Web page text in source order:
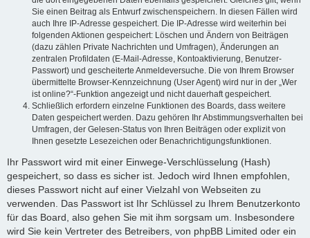
Sie einen Beitrag als Entwurf zwischenspeichern. In diesen Fällen wird
auch Ihre IP-Adresse gespeichert. Die IP-Adresse wird weiterhin bei
folgenden Aktionen gespeichert: Löschen und Ändern von Beiträgen
(dazu zählen Private Nachrichten und Umfragen), Änderungen an
zentralen Profildaten (E-Mail-Adresse, Kontoaktivierung, Benutzer-
Passwort) und gescheiterte Anmeldeversuche. Die von Ihrem Browser
übermittelte Browser-Kennzeichnung (User Agent) wird nur in der „Wer
ist online?“-Funktion angezeigt und nicht dauerhaft gespeichert.
Schließlich erfordern einzelne Funktionen des Boards, dass weitere
Daten gespeichert werden. Dazu gehören Ihr Abstimmungsverhalten bei
Umfragen, der Gelesen-Status von Ihren Beiträgen oder explizit von
Ihnen gesetzte Lesezeichen oder Benachrichtigungsfunktionen.
Ihr Passwort wird mit einer Einwege-Verschlüsselung (Hash)
gespeichert, so dass es sicher ist. Jedoch wird Ihnen empfohlen,
dieses Passwort nicht auf einer Vielzahl von Webseiten zu
verwenden. Das Passwort ist Ihr Schlüssel zu Ihrem Benutzerkonto
für das Board, also gehen Sie mit ihm sorgsam um. Insbesondere
wird Sie kein Vertreter des Betreibers, von phpBB Limited oder ein